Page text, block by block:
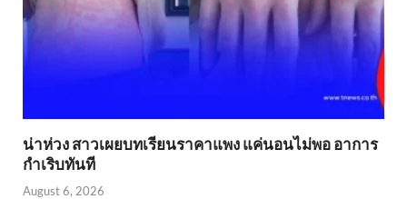
น่าห่วง สาวเผยบทเรียนราคาแพง แค่นอนไม่พอ อาการ
กำเริบทันที
August 6, 2026